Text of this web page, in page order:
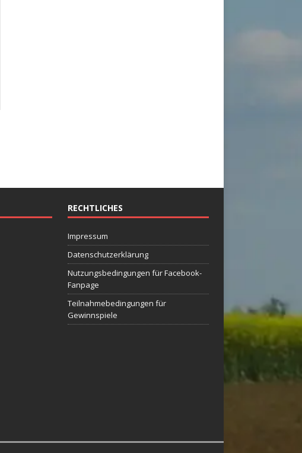
RECHTLICHES
Impressum
Datenschutzerklärung
Nutzungsbedingungen für Facebook-
Fanpage
Teilnahmebedingungen für
Gewinnspiele